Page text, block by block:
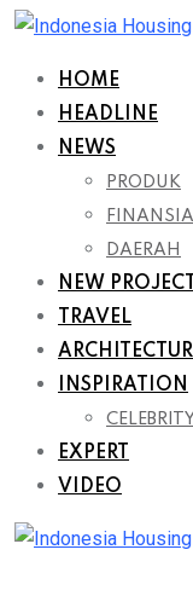
Skip
contentHOME
HEADLINE
NEWS
PRODUK
DAERAH
NEW PROJECT
TRAVEL
INSPIRATION
CELEBRITY
EXPERT
VIDEO